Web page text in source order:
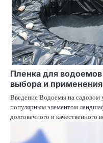
Пленка для
выбора и применения
Введение Водоемы на садовом
популярным элементом
долговечного и